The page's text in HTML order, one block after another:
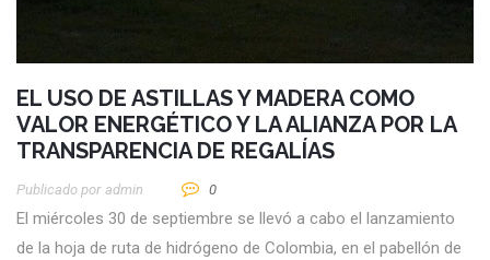
EL USO DE ASTILLAS Y MADERA COMO
VALOR ENERGÉTICO Y LA ALIANZA POR LA
TRANSPARENCIA DE REGALÍAS
Publicado por Admin 0
El miércoles 30 de septiembre se llevó a cabo el lanzamiento
de la hoja de ruta de hidrógeno de Colombia, en el pabellón de